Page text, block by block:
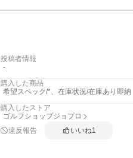
投稿者情報
-
購入した商品
希望スペック/*、在庫状況/在庫あり即納
購入したストア
ゴルフショップジョプロ
違反報告
いいね1